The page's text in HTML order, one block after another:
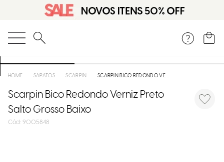
O que você está procurando?
SAPATOS SCARPIN SCARPIN BICO REDONDO VERNIZ PRETO SALTO GROSSO BAIXO
Scarpin Bico Redondo Verniz Preto
Salto Grosso Baixo
: 9005848